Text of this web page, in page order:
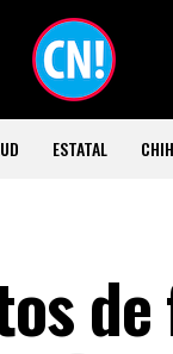
ESTATAL